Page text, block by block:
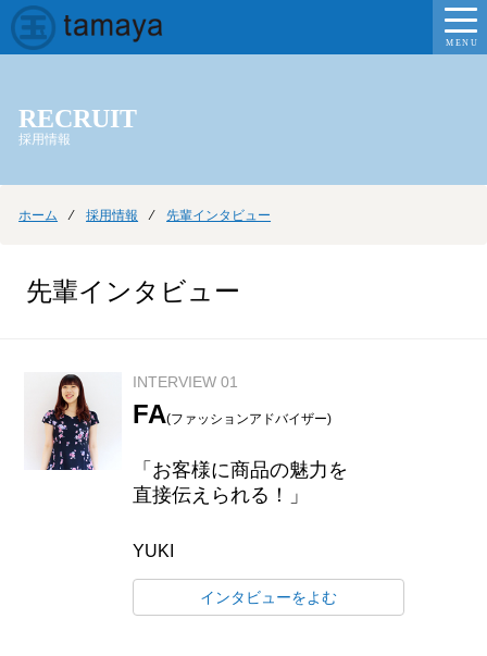
MENU
RECRUIT
採用情報
ホーム ⁄採用情報 ⁄先輩インタビュー
先輩インタビュー
INTERVIEW 01
FA(ファッションアドバイザー)
「お客様に商品の魅力を
直接伝えられる！」
YUKI
インタビューをよむ